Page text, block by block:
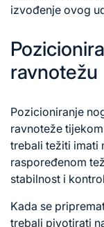
izvođenje ovog
ravnotežu
Pozicioniranje
ravnoteže
trebali težiti imati
raspoređenom
stabilnost i
Kada se
trebali pivotirati